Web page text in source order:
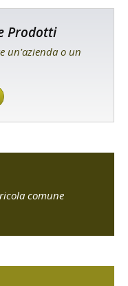
Prodotti
un'azienda o un
comune